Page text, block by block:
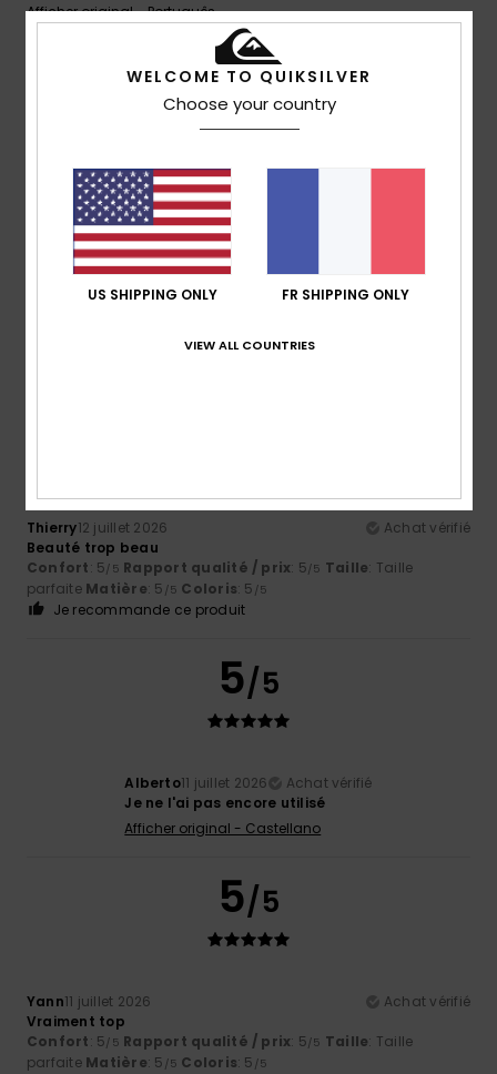
Afficher original - Português
Rapport qualité / prix
Je recommande ce produit
5
Barroso17 juillet 2026
C'est confortable
Afficher original - Português
Je recommande ce produit
Thierry12 juillet 2026
Achat vérifié
Beauté trop beau
Confort: 5/5 Rapport qualité / prix: 5/5 Taille: Taille
parfaite Matière: 5 /5 Coloris: 5 /5
Je recommande ce produit
5/5
Alberto11 juillet 2026
Achat vérifié
Je ne l'ai pas encore utilisé
Afficher original - Castellano
5/5
Yann11 juillet 2026
Achat vérifié
Vraiment top
Confort: 5/5 Rapport qualité / prix: 5/5 Taille: Taille
parfaite Matière: 5 /5 Coloris: 5 /5
WELCOME TO QUIKSILVER
Choose your country
US SHIPPING ONLY FR SHIPPING ONLY
VIEW ALL COUNTRIES